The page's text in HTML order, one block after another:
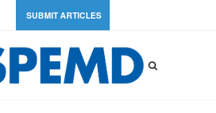
SUBMIT ARTICLES